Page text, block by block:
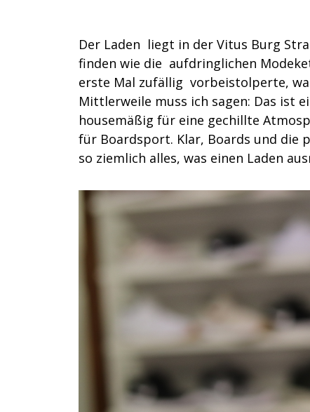
Der Laden liegt in der Vitus Burg
finden wie die aufdringlichen
erste Mal zufällig vorbeistolperte,
Mittlerweile muss ich sagen: Das ist
housemäßig für eine gechillte
für Boardsport. Klar, Boards und die
so ziemlich alles, was einen Laden